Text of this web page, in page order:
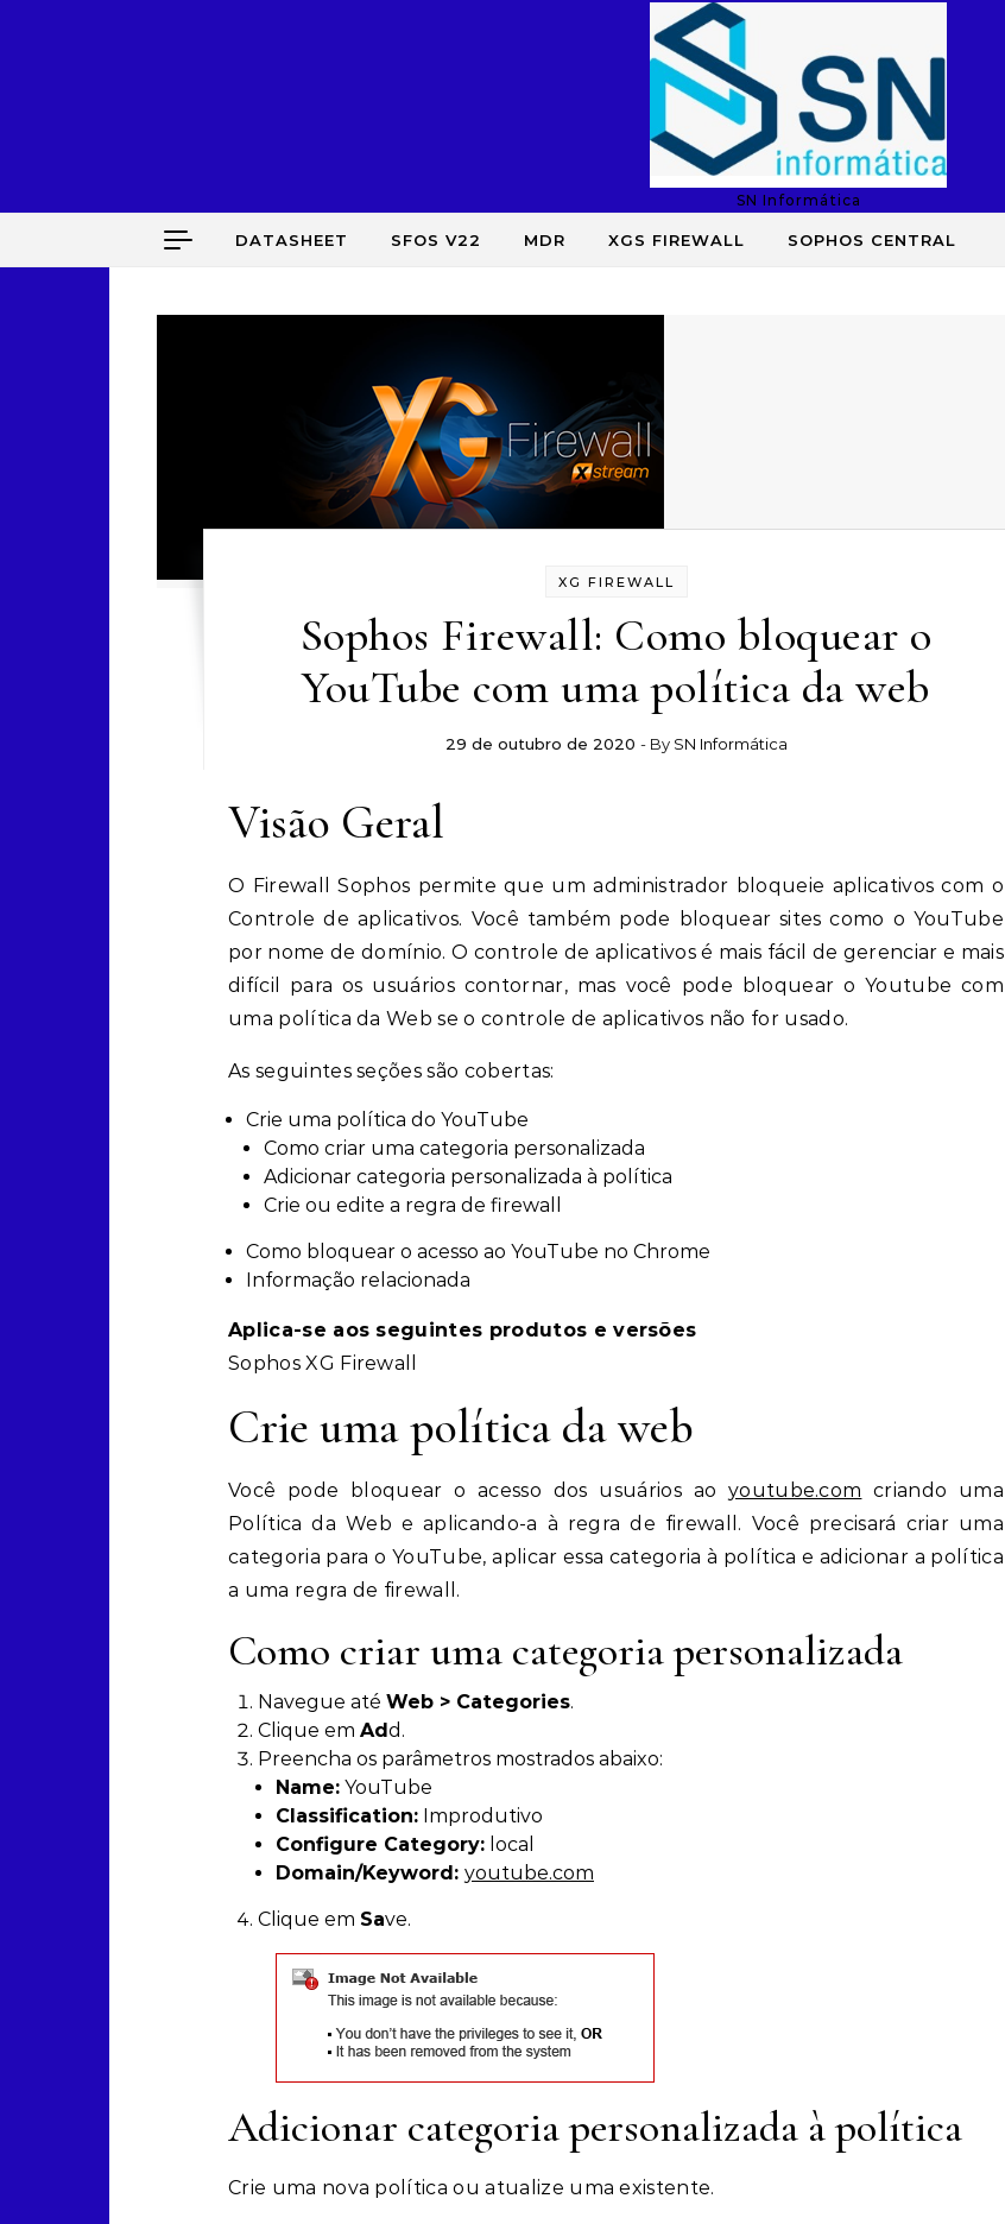
SN Informática
DATASHEET SFOS V22 MDR XGS FIREWALL SOPHOS CENTRAL
XG FIREWALL
Sophos Firewall: Como bloquear o
YouTube com uma política da web
29 de outubro de 2020 - By SN Informática
Visão Geral
O Firewall Sophos permite que um administrador bloqueie aplicativos com o
Controle de aplicativos. Você também pode bloquear sites como o YouTube
por nome de domínio. O controle de aplicativos é mais fácil de gerenciar e mais
difícil para os usuários contornar, mas você pode bloquear o Youtube com
uma política da Web se o controle de aplicativos não for usado.
As seguintes seções são cobertas:
Crie uma política do YouTube
Como criar uma categoria personalizada
Adicionar categoria personalizada à política
Crie ou edite a regra de firewall
Como bloquear o acesso ao YouTube no Chrome
Informação relacionada
Aplica-se aos seguintes produtos e versões
Sophos XG Firewall
Crie uma política da web
Você pode bloquear o acesso dos usuários ao youtube.com criando uma
Política da Web e aplicando-a à regra de firewall. Você precisará criar uma
categoria para o YouTube, aplicar essa categoria à política e adicionar a política
a uma regra de firewall.
Como criar uma categoria personalizada
Navegue até Web > Categories.
Clique em Add.
Preencha os parâmetros mostrados abaixo:
Name: YouTube
Classification: Improdutivo
Configure Category: local
Domain/Keyword: youtube.com
Clique em Save.
Adicionar categoria personalizada à política
Crie uma nova política ou atualize uma existente.